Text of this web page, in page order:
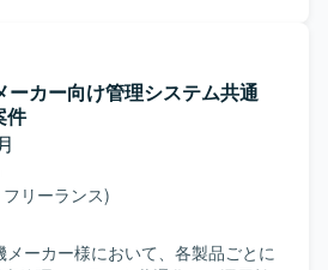
ステムの開発・保守環境となりま
をお任せいたします。 顧客要望を
対応を行いながら、既存機能との
装を行っていただきます。 【求
に業務に取り組み、周囲とコミュ
ら開発を進めていただける方を求
様の変化にも柔軟に対応し、品質
して開発できる方が望ましいで
つけながら、顧客ごとの個別要件に
ーカー向け管理システム共通
件
リーランス)
メーカー様において、各製品ごとに